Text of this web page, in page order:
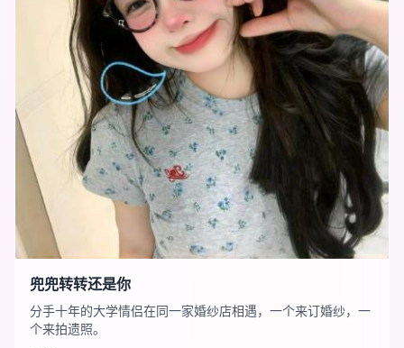
兜兜转转还是你
分手十年的大学情侣在同一家婚纱店相遇，一个来订婚纱，一
个来拍遗照。